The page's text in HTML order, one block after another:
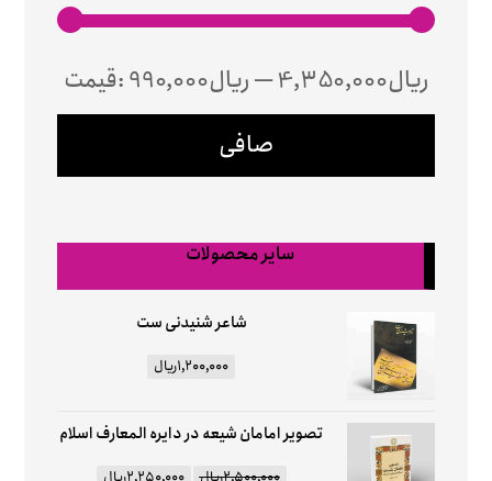
صافی
قيمت: 990,000ریال— 4,350,000ریال
سایر محصولات
شاعر شنیدنی ست
۱,۲۰۰,۰۰۰ریال
تصویر امامان شیعه در دایره المعارف اسلام
۲,۵۰۰,۰۰۰ریال ۲,۲۵۰,۰۰۰ریال